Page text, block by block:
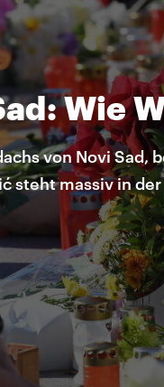
Wie
von Novi
steht massiv in